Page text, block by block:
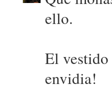
ello.
El vestido
envidia!